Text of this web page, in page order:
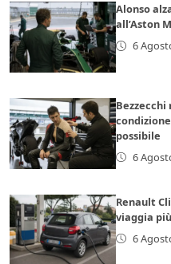
Alonso
all’Aston
6
Bezzecchi
possibile
6
Renault
viaggia
6